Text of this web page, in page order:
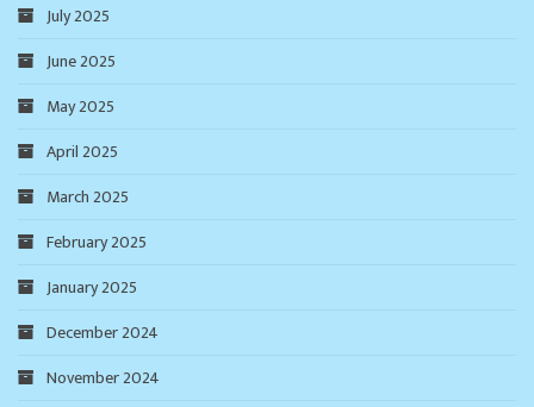
July 2025
June 2025
May 2025
April 2025
March 2025
February 2025
January 2025
December 2024
November 2024